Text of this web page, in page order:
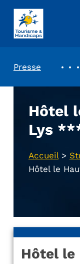
ASSOCIATION TOURISME ET HANDICAPS
Presse
Hôtel
Lys
Accueil>
Hôtel le
Hôtel le